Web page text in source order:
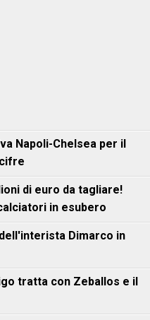
Napoli-Chelsea per il
di euro da tagliare!
in esubero
Dimarco in
tratta con Zeballos e il